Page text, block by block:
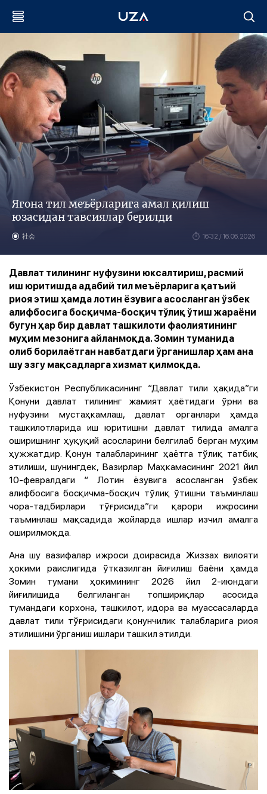
Ягона тил меъёрларига амал қилиш
юзасидан тавсиялар берилди
社会 16:32 / 16.06.2026
Давлат тилининг нуфузини юксалтириш, расмий
иш юритишда адабий тил меъёрларига қатъий
риоя этиш ҳамда лотин ёзувига асосланган ўзбек
алифбосига босқичма-босқич тўлиқ ўтиш жараёни
бугун ҳар бир давлат ташкилоти фаолиятининг
муҳим мезонига айланмоқда. Зомин туманида
олиб борилаётган навбатдаги ўрганишлар ҳам ана
шу эзгу мақсадларга хизмат қилмоқда.
Ўзбекистон Республикасининг “Давлат тили ҳақида”ги
Қонуни давлат тилининг жамият ҳаётидаги ўрни ва
нуфузини мустаҳкамлаш, давлат органлари ҳамда
ташкилотларида иш юритишни давлат тилида амалга
оширишнинг ҳуқуқий асосларини белгилаб берган муҳим
ҳужжатдир. Қонун талабларининг ҳаётга тўлиқ татбиқ
этилиши, шунингдек, Вазирлар Маҳкамасининг 2021 йил
10-февралдаги “Лотин ёзувига асосланган ўзбек
алифбосига босқичма-босқич тўлиқ ўтишни таъминлаш
чора-тадбирлари тўғрисида”ги қарори ижросини
таъминлаш мақсадида жойларда ишлар изчил амалга
оширилмоқда.
Ана шу вазифалар ижроси доирасида Жиззах вилояти
ҳокими раислигида ўтказилган йиғилиш баёни ҳамда
Зомин тумани ҳокимининг 2026 йил 2-июндаги
йиғилишида белгиланган топшириқлар асосида
тумандаги корхона, ташкилот, идора ва муассасаларда
давлат тили тўғрисидаги қонунчилик талабларига риоя
этилишини ўрганиш ишлари ташкил этилди.